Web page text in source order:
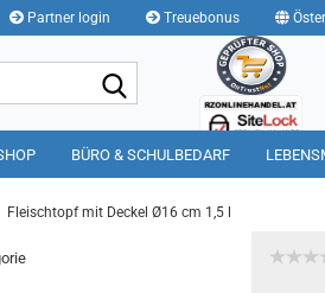
Partner login Treuebonus
BÜRO & SCHULBEDARF
Fleischtopf mit Deckel Ø16 cm 1,5 l